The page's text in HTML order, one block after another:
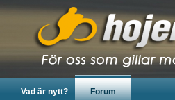
Vad är nytt? Forum